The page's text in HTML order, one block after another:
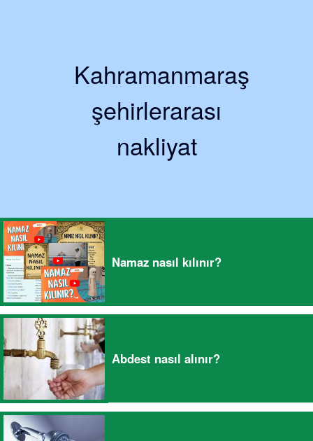
Kahramanmaraş
şehirlerarası
nakliyat
Namaz nasıl kılınır?
Abdest nasıl alınır?